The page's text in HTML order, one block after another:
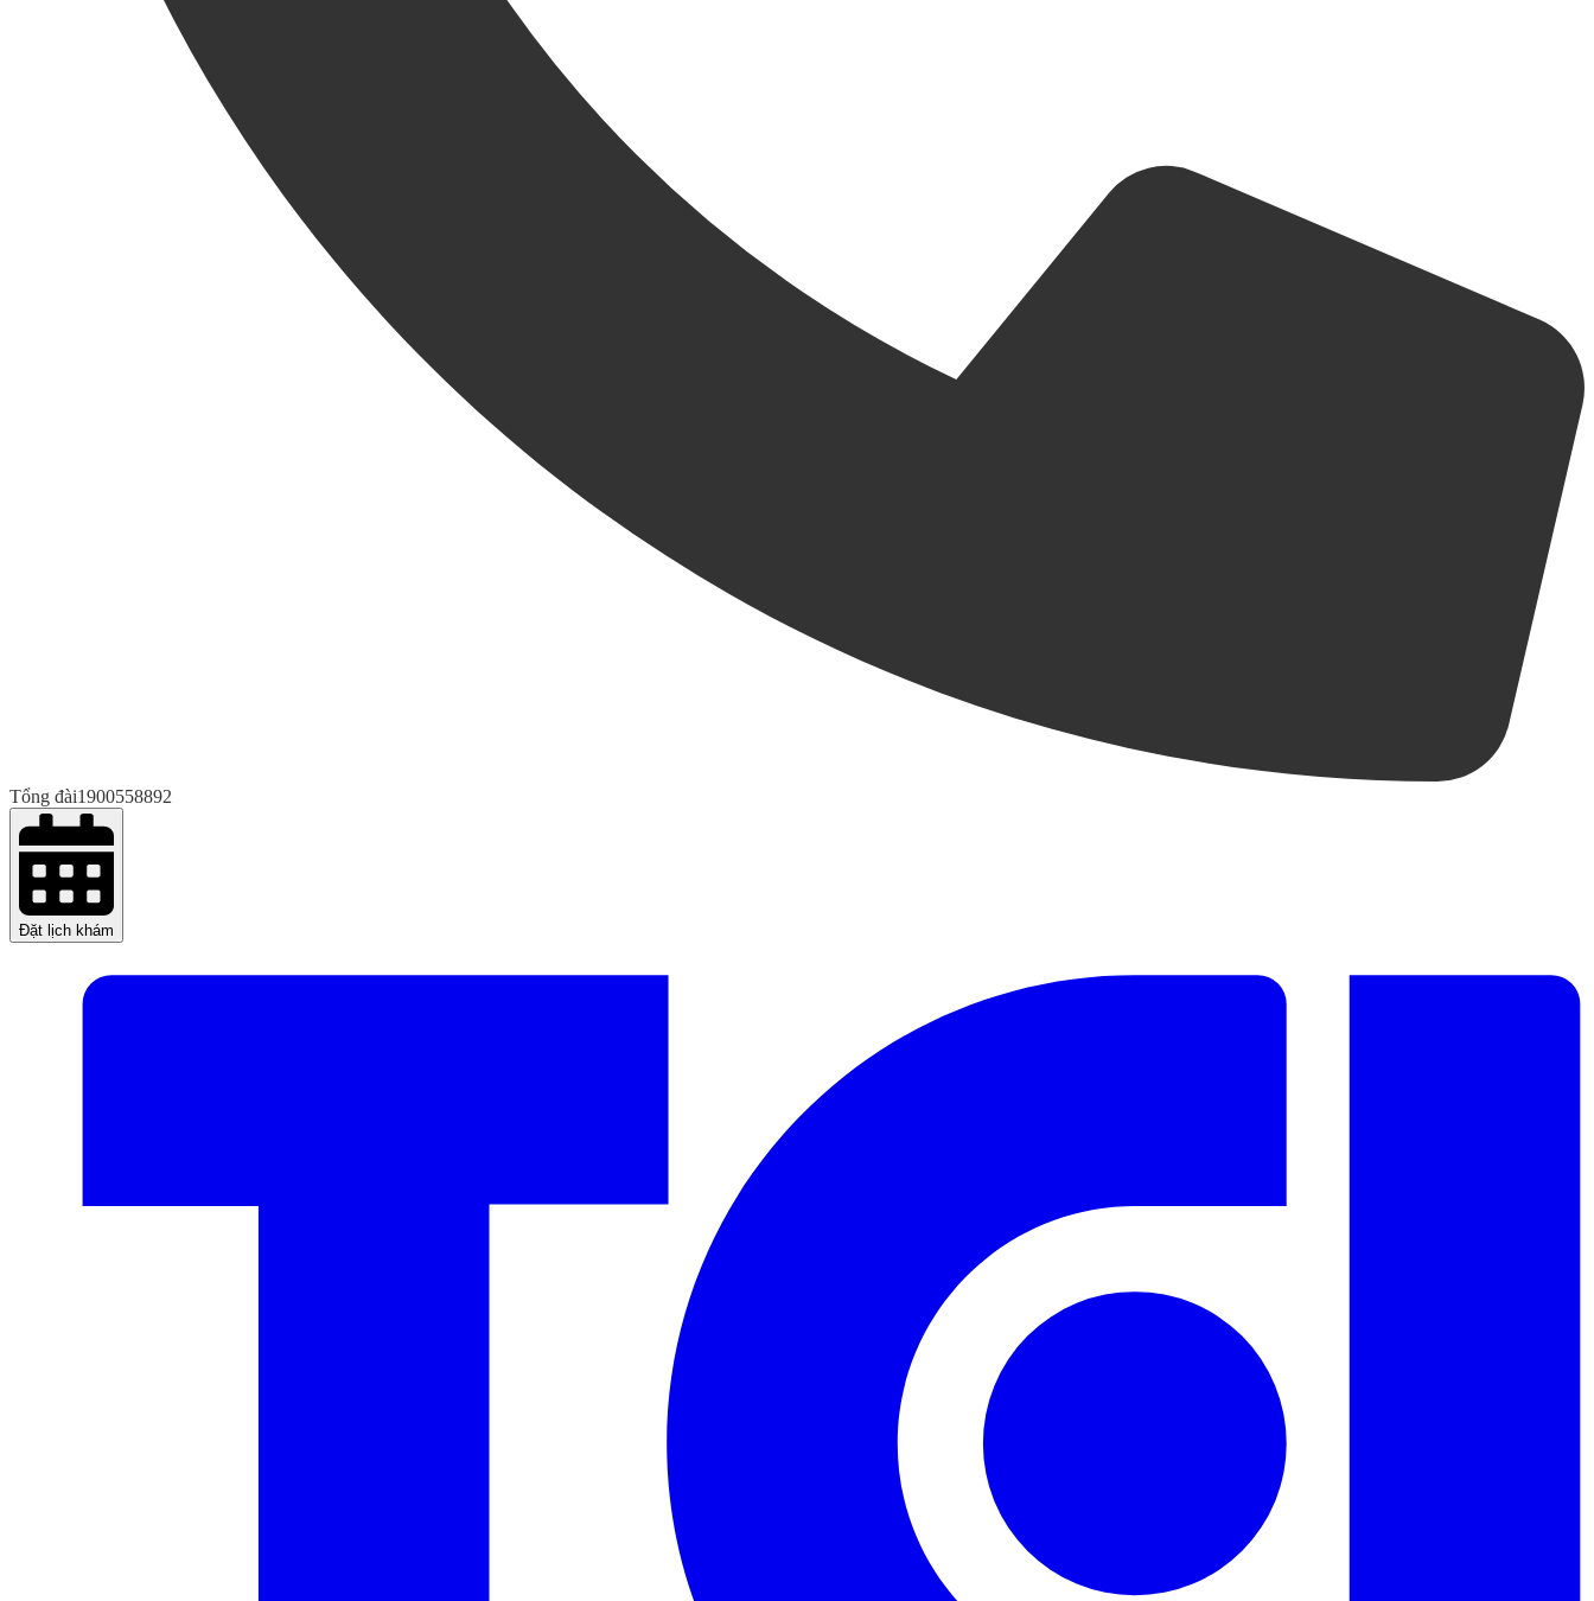
Tổng đài1900558892
Đặt lịch khám